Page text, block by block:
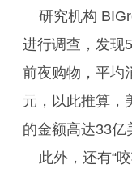
研究机构
进行调查，发现
前夜购物，平圴
元，以此推算，
的金额高达33亿
此外，还有“